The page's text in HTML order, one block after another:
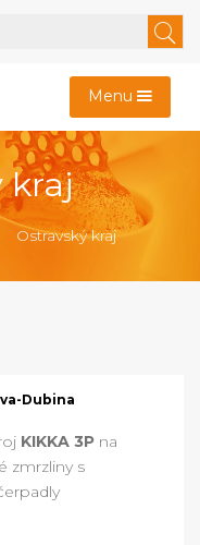
Menu
kraj
Ostravský kraj
Dubina
KIKKA 3P na
zmrzliny s